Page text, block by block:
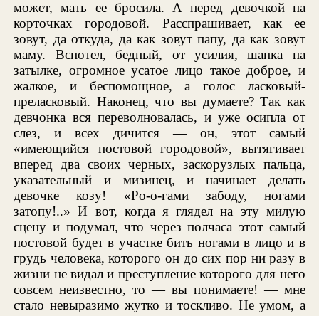
может, мать ее бросила. А перед девочкой на
корточках городовой. Расспрашивает, как ее
зовут, да откуда, да как зовут папу, да как зовут
маму. Вспотел, бедный, от усилия, шапка на
затылке, огромное усатое лицо такое доброе, и
жалкое, и беспомощное, а голос ласковый-
преласковый. Наконец, что вы думаете? Так как
девчонка вся переволновалась, и уже осипла от
слез, и всех дичится — он, этот самый
«имеющийся постовой городовой», вытягивает
вперед два своих черных, заскорузлых пальца,
указательный и мизинец, и начинает делать
девочке козу! «Ро-о-гами забоду, ногами
затопу!..» И вот, когда я глядел на эту милую
сцену и подумал, что через полчаса этот самый
постовой будет в участке бить ногами в лицо и в
грудь человека, которого он до сих пор ни разу в
жизни не видал и преступление которого для него
совсем неизвестно, то — вы понимаете! — мне
стало невыразимо жутко и тоскливо. Не умом, а